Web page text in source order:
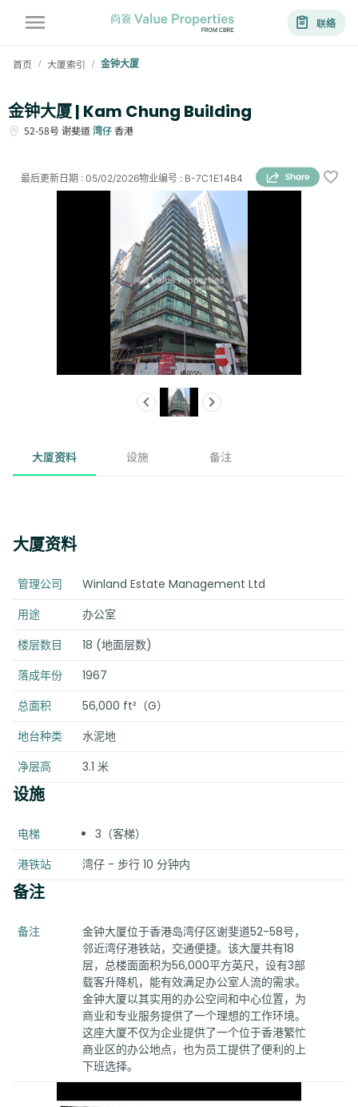
联络
首页 / 大厦索引 / 金钟大厦
金钟大厦 | Kam Chung Building
52-58号 谢斐道湾仔香港
物业编号 : B-7C1E14B4
最后更新日期 : 05/02/2026
大厦资料 设施 备注
大厦资料
管理公司
Winland Estate Management Ltd
用途
办公室
楼层数目
18 (地面层数)
落成年份
1967
总面积
56,000 ft²（G）
地台种类
水泥地
净层高
3.1 米
设施
电梯
3（客梯）
港铁站
湾仔 - 步行 10 分钟内
备注
备注
金钟大厦位于香港岛湾仔区谢斐道52-58号，
邻近湾仔港铁站，交通便捷。该大厦共有18
层，总楼面面积为56,000平方英尺，设有3部
载客升降机，能有效满足办公室人流的需求。
金钟大厦以其实用的办公空间和中心位置，为
商业和专业服务提供了一个理想的工作环境。
这座大厦不仅为企业提供了一个位于香港繁忙
商业区的办公地点，也为员工提供了便利的上
下班选择。